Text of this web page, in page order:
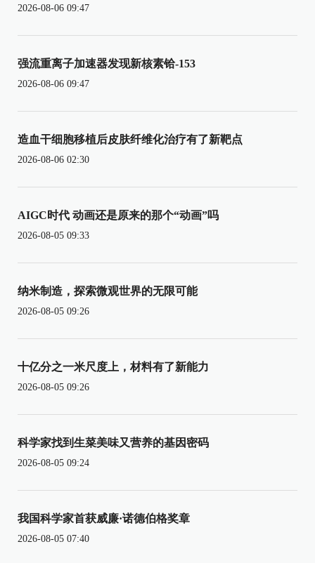
2026-08-06 09:47
强流重离子加速器发现新核素铪-153
2026-08-06 09:47
造血干细胞移植后皮肤纤维化治疗有了新靶点
2026-08-06 02:30
AIGC时代 动画还是原来的那个“动画”吗
2026-08-05 09:33
纳米制造，探索微观世界的无限可能
2026-08-05 09:26
十亿分之一米尺度上，材料有了新能力
2026-08-05 09:26
科学家找到生菜美味又营养的基因密码
2026-08-05 09:24
我国科学家首获威廉·诺德伯格奖章
2026-08-05 07:40